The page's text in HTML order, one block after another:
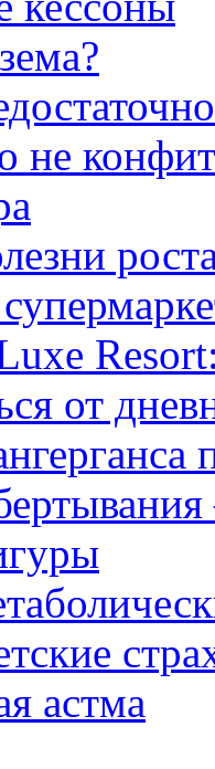
не
от
астма